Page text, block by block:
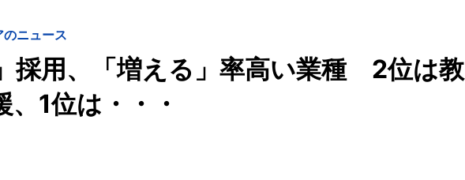
のニュース
採用、「増える」率高い業種 2位は教
1位は・・・